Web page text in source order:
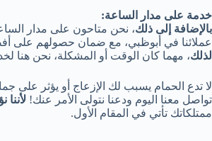
خدمة على مدار الساعة:
بالإضافة إلى ذلك، نحن متاحون على مدار
عملائنا في أبوظبي، مع ضمان حصولهم على
لذلك، مهما كان الوقت أو المشكلة، نحن هنا
لا تدع الحمام يسبب لك الإزعاج أو يؤثر على
تواصل معنا اليوم ودعنا نتولى الأمر عنك! لأننا
ممتلكاتك تأتي في المقام الأول.